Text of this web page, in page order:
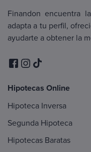
Finandon encuentra
adapta a tu perfil,
ayudarte a obtener la
Hipotecas Online
Hipoteca Inversa
Segunda Hipoteca
Hipotecas Baratas